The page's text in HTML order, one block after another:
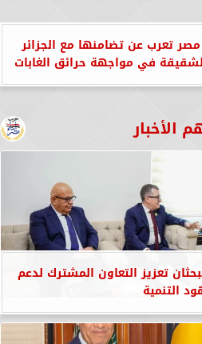
مصر تعرب عن تضامنها مع الجزائر
في مواجهة حرائق الغابات
الأخبار
تعزيز التعاون المشترك لدعم
التنمية